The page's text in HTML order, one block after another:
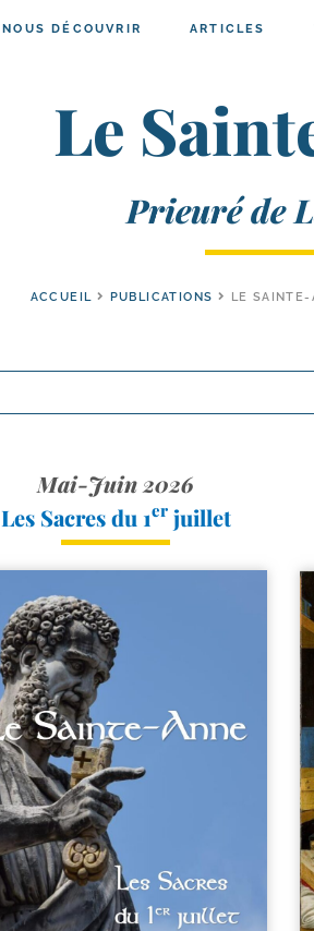
NOUS DÉCOUVRIR ARTICLES
Le
Prieuré de
ACCUEIL PUBLICATIONS LE SAINTE-
Mai-Juin 2026
Les Sacres du 1erjuillet